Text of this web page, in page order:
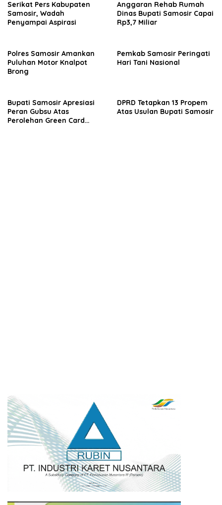
Serikat Pers Kabupaten
Samosir, Wadah
Penyampai Aspirasi
Anggaran Rehab Rumah
Dinas Bupati Samosir Capai
Rp3,7 Miliar
Polres Samosir Amankan
Puluhan Motor Knalpot
Brong
Pemkab Samosir Peringati
Hari Tani Nasional
Bupati Samosir Apresiasi
Peran Gubsu Atas
Perolehan Green Card
DPRD Tetapkan 13 Propem
Atas Usulan Bupati Samosir